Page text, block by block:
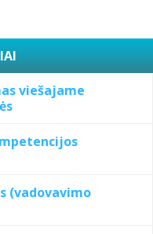
viešajame
(vadovavimo